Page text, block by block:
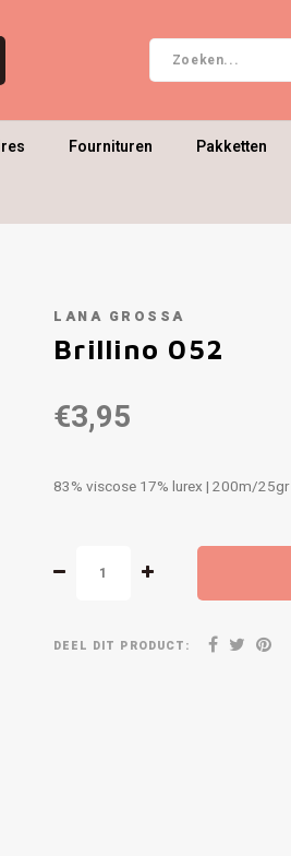
Fournituren Pakketten
LANA GROSSA
Brillino 052
€3,95
83% viscose 17% lurex | 200m/25gr
DEEL DIT PRODUCT: